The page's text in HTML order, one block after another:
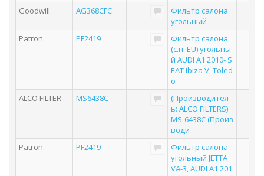
Goodwill
AG368CFC
Фильтр салона
угольный
Patron
PF2419
Фильтр салона
(с.п. EU) угольны
й AUDI A1 2010- S
EAT Ibiza V, Toled
o
ALCO FILTER
MS6438C
(Производител
ь: ALCO FILTERS)
MS-6438C (Произ
води
Patron
PF2419
Фильтр салона
угольный JETTA
VA-3, AUDI A1 201